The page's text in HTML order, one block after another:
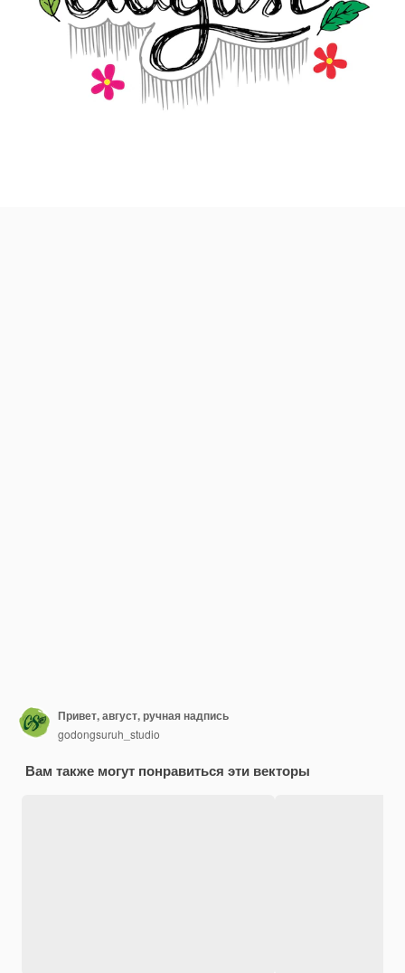
Привет, август, ручная надпись
godongsuruh_studio
Вам также могут понравиться эти векторы